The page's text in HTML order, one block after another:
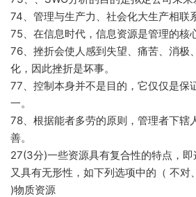
74、管理与生产力、社会化大生产相联
75、在信息时代，信息资源是管理的核
76、挫折会使人感到失望、痛苦、消极
化，因此挫折是坏事。
77、控制本身并不是目的，它仅仅是保
一。
78、根据能者多劳的原则，管理者下辖
善。
27(3分)一些资源具有复合性的特点，
又具有无形性，如下列选项中的（ 不对
)物质资源